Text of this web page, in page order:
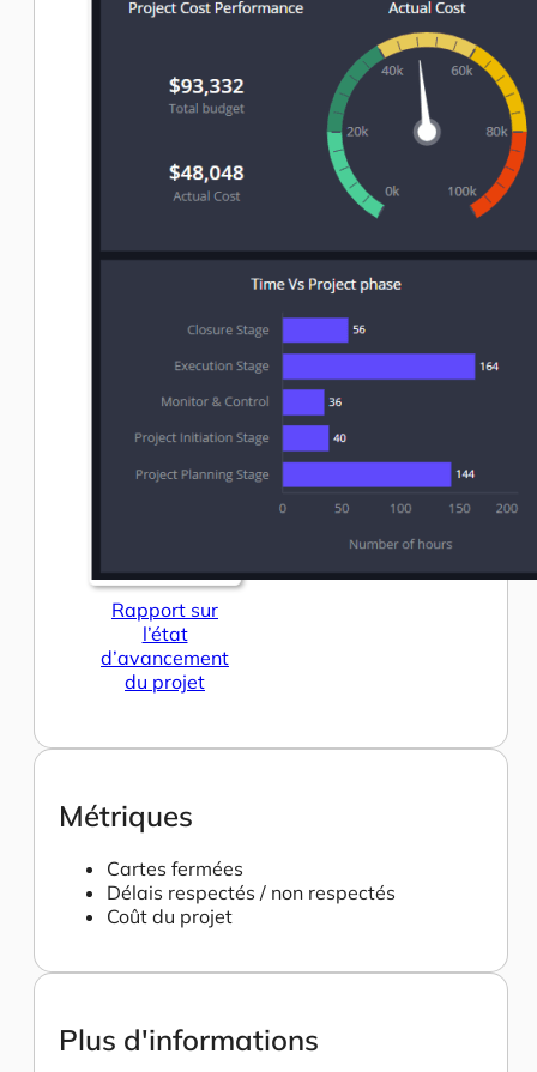
Rapport sur
l’état
d’avancement
du projet
Métriques
Cartes fermées
Délais respectés / non respectés
Coût du projet
Plus d'informations